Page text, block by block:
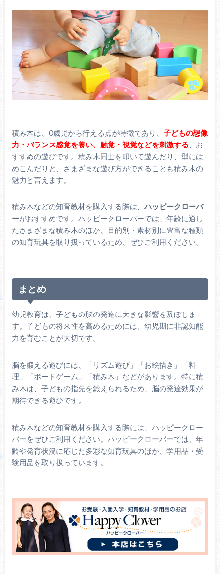
積み木は、0歳児から行える点が特徴であり、 子どもの想像
力・バランス感覚を養い、触覚・視覚などを刺激する 、お
すすめの遊びです。積み木同士を叩いて遊んだり、型には
めこんだりと、さまざまな遊び方ができることも積み木の
魅力と言えます。
積み木などの知育教材を購入する際は、ハッピークローバ
ーがおすすめです。ハッピークローバーでは、年齢に適し
たさまざまな積み木のほか、目的別・素材別に豊富な種類
の知育玩具を取り扱っているため、ぜひご利用ください。
まとめ
幼児教育は、子どもの脳の発達に大きな影響を及ぼしま
す。子どもの将来性を高めるためには、幼児期に非認知能
力を育むことが大切です。
脳を鍛える遊びには、「リズム遊び」「お絵描き」「料
理」「ボードゲーム」「積み木」などがあります。特に積
み木は、子どもの指先を鍛えられるため、脳の発達効果が
期待できる遊びです。
積み木などの知育教材を購入する際には、ハッピークロー
バーをぜひご利用ください。ハッピークローバーでは、年
齢や発育状況に応じた多彩な知育玩具のほか、学用品・受
験用品を取り扱っています。